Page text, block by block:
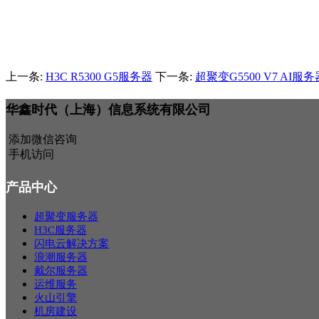
上一条: H3C R5300 G5服务器 下一条: 超聚变G5500 V7 AI服务
华鑫时代（上海）信息系统有限公司
添加微信咨询
手机访问
产品中心
超聚变服务器
H3C服务器
闪电云解决方案
浪潮服务器
戴尔服务器
运维服务
火山引擎
机房建设